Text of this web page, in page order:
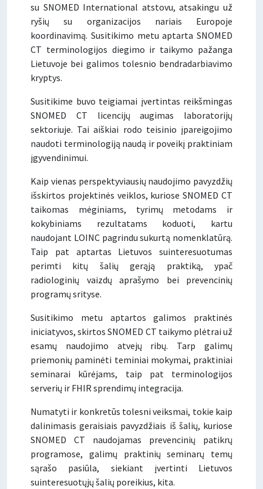
su SNOMED International atstovu, atsakingu už
ryšių su organizacijos nariais Europoje
koordinavimą. Susitikimo metu aptarta SNOMED
CT terminologijos diegimo ir taikymo pažanga
Lietuvoje bei galimos tolesnio bendradarbiavimo
kryptys.
Susitikime buvo teigiamai įvertintas reikšmingas
SNOMED CT licencijų augimas laboratorijų
sektoriuje. Tai aiškiai rodo teisinio įpareigojimo
naudoti terminologiją naudą ir poveikį praktiniam
įgyvendinimui.
Kaip vienas perspektyviausių naudojimo pavyzdžių
išskirtos projektinės veiklos, kuriose SNOMED CT
taikomas mėginiams, tyrimų metodams ir
kokybiniams rezultatams koduoti, kartu
naudojant LOINC pagrindu sukurtą nomenklatūrą.
Taip pat aptartas Lietuvos suinteresuotumas
perimti kitų šalių gerąją praktiką, ypač
radiologinių vaizdų aprašymo bei prevencinių
programų srityse.
Susitikimo metu aptartos galimos praktinės
iniciatyvos, skirtos SNOMED CT taikymo plėtrai už
esamų naudojimo atvejų ribų. Tarp galimų
priemonių paminėti teminiai mokymai, praktiniai
seminarai kūrėjams, taip pat terminologijos
serverių ir FHIR sprendimų integracija.
Numatyti ir konkretūs tolesni veiksmai, tokie kaip
dalinimasis geraisiais pavyzdžiais iš šalių, kuriose
SNOMED CT naudojamas prevencinių patikrų
programose, galimų praktinių seminarų temų
sąrašo pasiūla, siekiant įvertinti Lietuvos
suinteresuotųjų šalių poreikius, kita.